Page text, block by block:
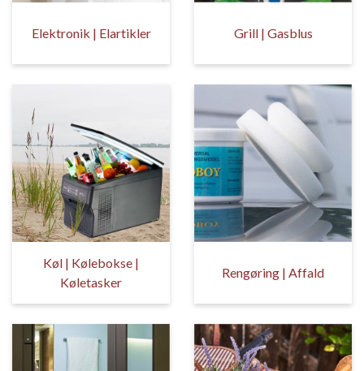
Elektronik | Elartikler Grill | Gasblus
Køl | Kølebokse |
Køletasker
Rengøring | Affald